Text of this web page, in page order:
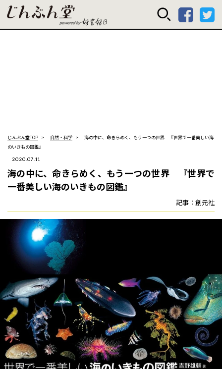
じんぶん堂
じんぶん堂TOP 自然・科学
海の中に、命きらめく、もう一つの世界 『世界で一番美しい海
のいきもの図鑑』
2020.07.11
海の中に、命きらめく、もう一つの世界 『世界で
一番美しい海のいきもの図鑑』
記事：創元社